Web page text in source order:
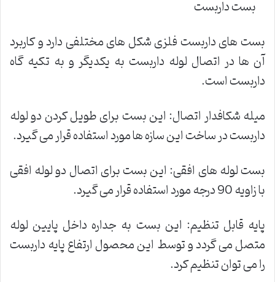
بست داربست
بست های داربست فلزی شکل های مختلفی دارد و کاربرد
آن ها در اتصال لوله داربست به یکدیگر و به تکیه گاه
داربست است.
میله شکافدار اتصال: این بست برای طویل کردن دو لوله
داربست در ساخت این سازه ها مورد استفاده قرار می گیرد.
بست لوله های افقی: این بست برای اتصال دو لوله افقی
با زاویه 90 درجه مورد استفاده قرار می گیرد.
پایه قابل تنظیم: این بست به جداره داخل پایین لوله
متصل می گردد و توسط این محصول ارتفاع پایه داربست
را می توان تنظیم کرد.